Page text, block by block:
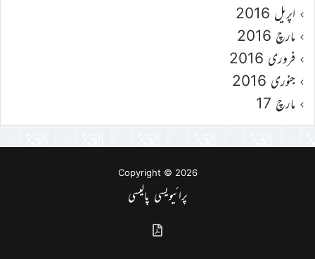
اپریل 2016
مارچ 2016
فروری 2016
جنوری 2016
مارچ 17
Copyright © 2026
پرائیویسی پالیسی
گذشتہ